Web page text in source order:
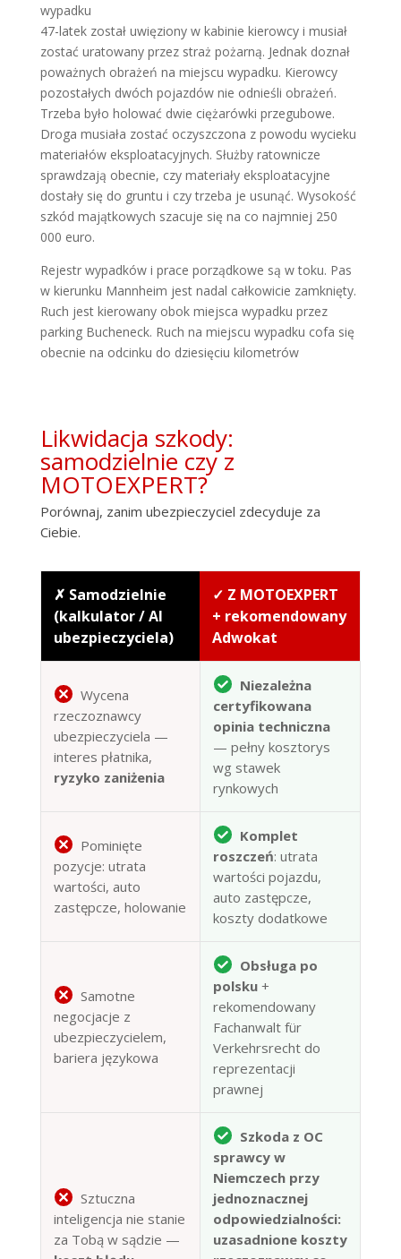
wypadku
47-latek został uwięziony w kabinie kierowcy i musiał
zostać uratowany przez straż pożarną. Jednak doznał
poważnych obrażeń na miejscu wypadku. Kierowcy
pozostałych dwóch pojazdów nie odnieśli obrażeń.
Trzeba było holować dwie ciężarówki przegubowe.
Droga musiała zostać oczyszczona z powodu wycieku
materiałów eksploatacyjnych. Służby ratownicze
sprawdzają obecnie, czy materiały eksploatacyjne
dostały się do gruntu i czy trzeba je usunąć. Wysokość
szkód majątkowych szacuje się na co najmniej 250
000 euro.
Rejestr wypadków i prace porządkowe są w toku. Pas
w kierunku Mannheim jest nadal całkowicie zamknięty.
Ruch jest kierowany obok miejsca wypadku przez
parking Bucheneck. Ruch na miejscu wypadku cofa się
obecnie na odcinku do dziesięciu kilometrów
Likwidacja szkody:
samodzielnie czy z
MOTOEXPERT?
Porównaj, zanim ubezpieczyciel zdecyduje za
Ciebie.
✗ Samodzielnie
(kalkulator / AI
ubezpieczyciela)
✓ Z MOTOEXPERT
+ rekomendowany
Adwokat
Wycena
rzeczoznawcy
ubezpieczyciela —
interes płatnika,
ryzyko zaniżenia
Niezależna
certyfikowana
opinia techniczna
— pełny kosztorys
wg stawek
rynkowych
Pominięte
pozycje: utrata
wartości, auto
zastępcze, holowanie
Komplet
roszczeń: utrata
wartości pojazdu,
auto zastępcze,
koszty dodatkowe
Samotne
negocjacje z
ubezpieczycielem,
bariera językowa
Obsługa po
polsku+
rekomendowany
Fachanwalt für
Verkehrsrecht do
reprezentacji
prawnej
Sztuczna
inteligencja nie stanie
za Tobą w sądzie —
Szkoda z OC
sprawcy w
Niemczech przy
jednoznacznej
odpowiedzialności:
uzasadnione koszty